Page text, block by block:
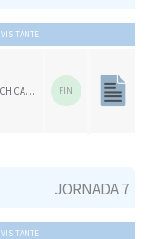
VISITANTE
CH CARPESA FIN
JORNADA 7
VISITANTE